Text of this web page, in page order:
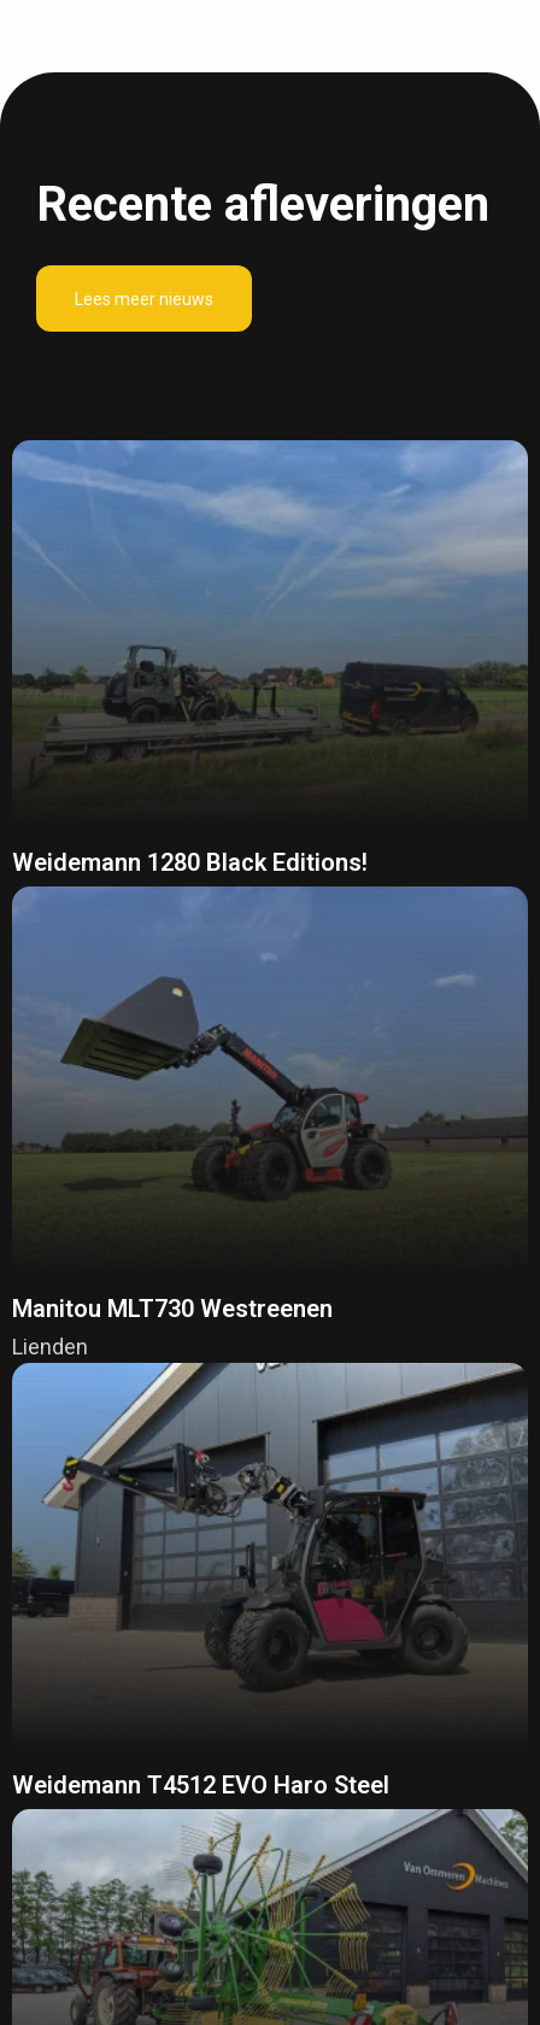
Recente afleveringen
Lees meer nieuws
Weidemann 1280 Black Editions!
Manitou MLT730 Westreenen
Lienden
Weidemann T4512 EVO Haro Steel